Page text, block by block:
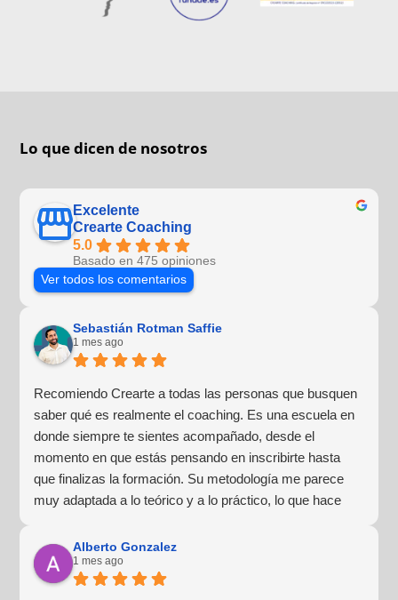
Lo que dicen de nosotros
Excelente
Crearte Coaching
5.0
Basado en 475 opiniones
Ver todos los comentarios
Sebastián Rotman Saffie
1 mes ago
Recomiendo Crearte a todas las personas que busquen
saber qué es realmente el coaching. Es una escuela en
donde siempre te sientes acompañado, desde el
momento en que estás pensando en inscribirte hasta
que finalizas la formación. Su metodología me parece
muy adaptada a lo teórico y a lo práctico, lo que hace
¡Para mí fue una excelente experiencia!
Alberto Gonzalez
1 mes ago